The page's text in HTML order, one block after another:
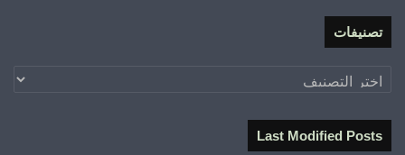
تصنيفات
تصنيفات
Last Modified Posts